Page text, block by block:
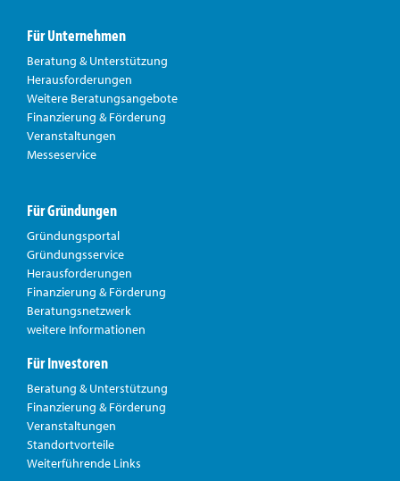
Für Unternehmen
Beratung & Unterstützung
Herausforderungen
Weitere Beratungsangebote
Finanzierung & Förderung
Veranstaltungen
Messeservice
Für Gründungen
Gründungsportal
Gründungsservice
Herausforderungen
Finanzierung & Förderung
Beratungsnetzwerk
weitere Informationen
Für Investoren
Beratung & Unterstützung
Finanzierung & Förderung
Veranstaltungen
Standortvorteile
Weiterführende Links